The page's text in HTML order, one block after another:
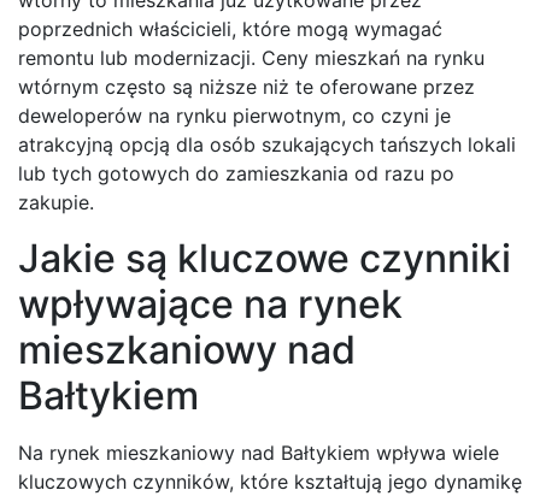
poprzednich właścicieli, które mogą wymagać
remontu lub modernizacji. Ceny mieszkań na rynku
wtórnym często są niższe niż te oferowane przez
deweloperów na rynku pierwotnym, co czyni je
atrakcyjną opcją dla osób szukających tańszych lokali
lub tych gotowych do zamieszkania od razu po
zakupie.
Jakie są kluczowe czynniki
wpływające na rynek
mieszkaniowy nad
Bałtykiem
Na rynek mieszkaniowy nad Bałtykiem wpływa wiele
kluczowych czynników, które kształtują jego dynamikę